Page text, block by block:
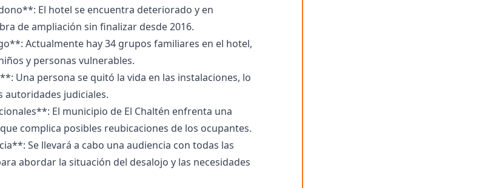
El hotel se encuentra deteriorado y en
de ampliación sin finalizar desde 2016.
Actualmente hay 34 grupos familiares en el hotel,
y personas vulnerables.
Una persona se quitó la vida en las instalaciones, lo
autoridades judiciales.
El municipio de El Chaltén enfrenta una
complica posibles reubicaciones de los ocupantes.
Se llevará a cabo una audiencia con todas las
abordar la situación del desalojo y las necesidades